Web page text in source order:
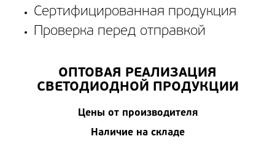
Сертифицированная продукция
Проверка перед отправкой
ОПТОВАЯ РЕАЛИЗАЦИЯ
СВЕТОДИОДНОЙ ПРОДУКЦИИ
Цены от производителя
Наличие на складе